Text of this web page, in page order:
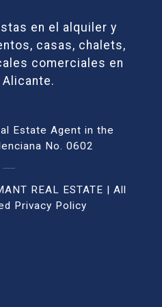
en el alquiler y
casas, chalets,
comerciales en
Alicante.
Estate Agent in the
No. 0602
REAL ESTATE | All
Privacy Policy